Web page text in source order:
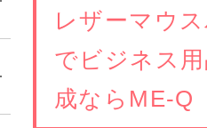
レザーマウ
でビジネス
成ならME-Q